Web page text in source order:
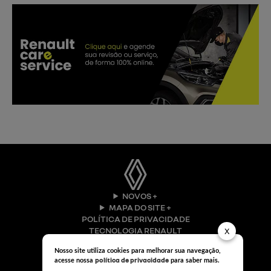
NOVOS +
MAPA DO SITE +
POLÍTICA DE PRIVACIDADE
TECNOLOGIA RENAULT
X
Nosso site utiliza cookies para melhorar sua navegação,
acesse nossa política de privacidade para saber mais.